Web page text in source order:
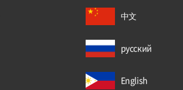
中文
русский
English